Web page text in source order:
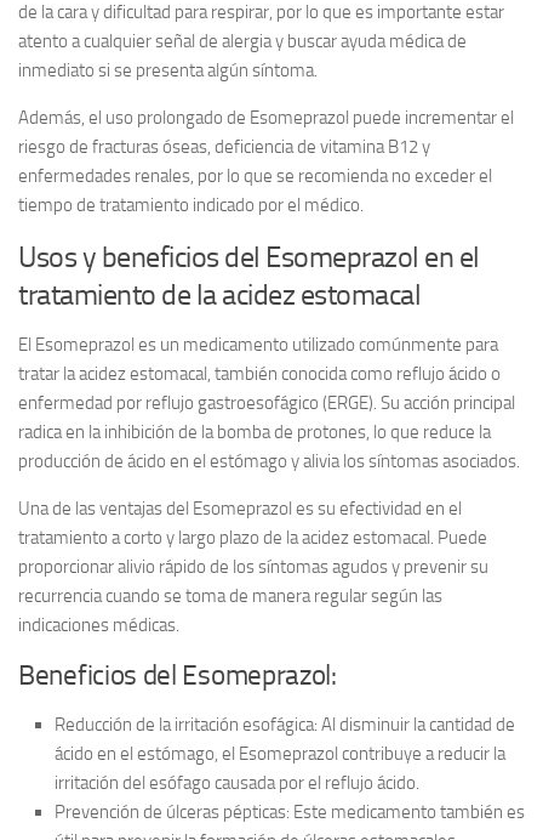
de la cara y dificultad para respirar, por lo que es importante estar
atento a cualquier señal de alergia y buscar ayuda médica de
inmediato si se presenta algún síntoma.
Además, el uso prolongado de Esomeprazol puede incrementar el
riesgo de fracturas óseas, deficiencia de vitamina B12 y
enfermedades renales, por lo que se recomienda no exceder el
tiempo de tratamiento indicado por el médico.
Usos y beneficios del Esomeprazol en el
tratamiento de la acidez estomacal
El Esomeprazol es un medicamento utilizado comúnmente para
tratar la acidez estomacal, también conocida como reflujo ácido o
enfermedad por reflujo gastroesofágico (ERGE). Su acción principal
radica en la inhibición de la bomba de protones, lo que reduce la
producción de ácido en el estómago y alivia los síntomas asociados.
Una de las ventajas del Esomeprazol es su efectividad en el
tratamiento a corto y largo plazo de la acidez estomacal. Puede
proporcionar alivio rápido de los síntomas agudos y prevenir su
recurrencia cuando se toma de manera regular según las
indicaciones médicas.
Beneficios del Esomeprazol:
Reducción de la irritación esofágica: Al disminuir la cantidad de
ácido en el estómago, el Esomeprazol contribuye a reducir la
irritación del esófago causada por el reflujo ácido.
Prevención de úlceras pépticas: Este medicamento también es